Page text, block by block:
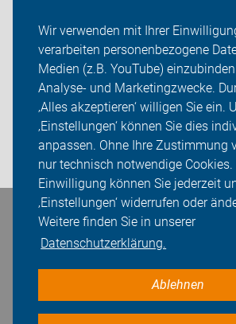
Wir verwenden mit Ihrer
verarbeiten personenbezogene
Medien (z.B. YouTube)
Analyse- und Marketingzwecke.
‚Alles akzeptieren‘ willigen Sie ein.
‚Einstellungen‘ können Sie dies
anpassen. Ohne Ihre Zustimmung
nur technisch notwendige Cookies.
Einwilligung können Sie jederzeit
‚Einstellungen‘ widerrufen oder
Weitere finden Sie in unserer
Datenschutzerklärung.
Ablehnen
ADFC Dorsten
Sei dabei
Presse
Login
Bleiben Sie in Kontakt